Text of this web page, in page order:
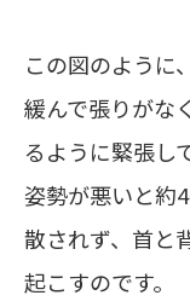
この図のように
緩んで張りがな
るように緊張し
姿勢が悪いと約
散されず、首と
起こすのです。